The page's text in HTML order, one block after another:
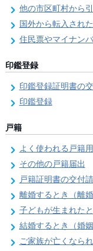
他の市区町村から
国外から転入され
住民票やマイナンバーカード
印鑑登録
印鑑登録証明書の
印鑑登録
戸籍
よく使われる戸籍
その他の戸籍届出
戸籍証明書の交付
離婚するとき（離婚
子どもが生まれた
結婚するとき（婚姻
ご家族が亡くなら